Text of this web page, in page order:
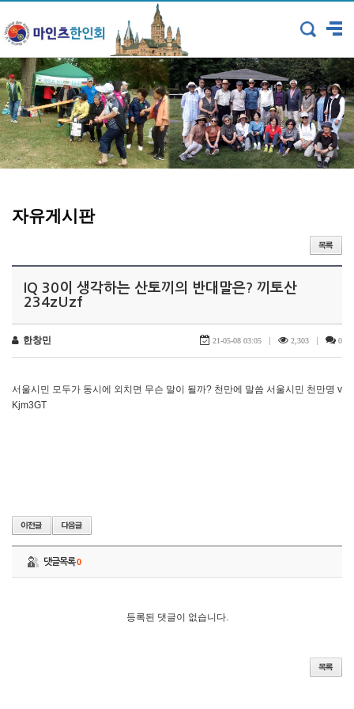
자유게시판
IQ 30이 생각하는 산토끼의 반대말은? 끼토산
234zUzf
한창민 21-05-08 03:05 2,303 0
서울시민 모두가 동시에 외치면 무슨 말이 될까? 천만에 말씀 서울시민 천만명 v
Kjm3GT
댓글목록0
등록된 댓글이 없습니다.